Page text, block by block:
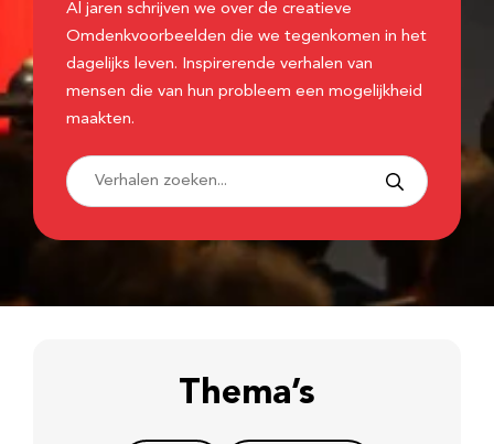
Al jaren schrijven we over de creatieve
Omdenkvoorbeelden die we tegenkomen in het
dagelijks leven. Inspirerende verhalen van
mensen die van hun probleem een mogelijkheid
maakten.
Thema’s